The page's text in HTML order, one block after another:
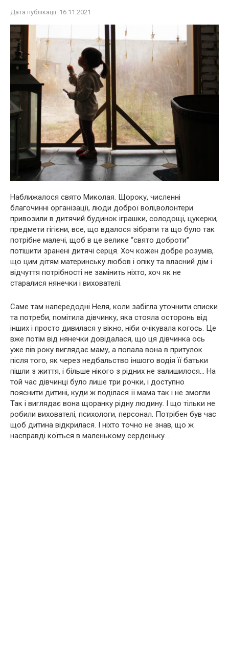
Дата публікації: 16.11.2021
Наближалося свято Миколая. Щороку, численні
благочинні організації, люди доброї волі,волонтери
привозили в дитячий будинок іграшки, солодощі, цукерки,
предмети гігієни, все, що вдалося зібрати та що було так
потрібне малечі, щоб в це велике “свято доброти”
потішити зранені дитячі серця. Хоч кожен добре розумів,
що цим дітям материнську любов і опіку та власний дім і
відчуття потрібності не замінить ніхто, хоч як не
старалися нянечки і вихователі.
Саме там напередодні Неля, коли забігла уточнити списки
та потреби, помітила дівчинку, яка стояла осторонь від
інших і просто дивилася у вікно, ніби очікувала когось. Це
вже потім від нянечки довідалася, що ця дівчинка ось
уже пів року виглядає маму, а попала вона в притулок
після того, як через недбальство іншого водія її батьки
пішли з життя, і більше нікого з рідних не залишилося… На
той час дівчинці було лише три рочки, і доступно
пояснити дитині, куди ж поділася її мама так і не змогли.
Так і виглядає вона щоранку рідну людину. І що тільки не
робили вихователі, психологи, персонал. Потрібен був час
щоб дитина відкрилася. І ніхто точно не знав, що ж
насправді коїться в маленькому серденьку…